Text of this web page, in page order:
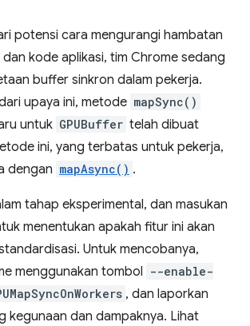
potensi cara mengurangi hambatan
kode aplikasi, tim Chrome sedang
buffer sinkron dalam pekerja.
upaya ini, metode mapSync()
untuk GPUBuffer telah dibuat
ini, yang terbatas untuk pekerja,
dengan mapAsync() .
tahap eksperimental, dan masukan
menentukan apakah fitur ini akan
Untuk mencobanya,
menggunakan tombol --enable-
, dan laporkan
kegunaan dan dampaknya. Lihat